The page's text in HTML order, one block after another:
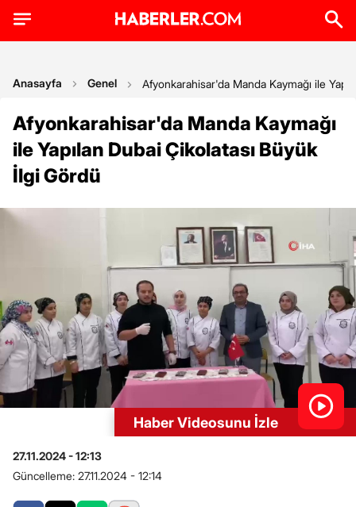
Anasayfa Genel Afyonkarahisar'da Manda Kaymağı ile
Afyonkarahisar'da Manda Kaymağı
ile Yapılan Dubai Çikolatası Büyük
İlgi Gördü
Haber Videosunu İzle
27.11.2024 - 12:13
Güncelleme: 27.11.2024 - 12:14